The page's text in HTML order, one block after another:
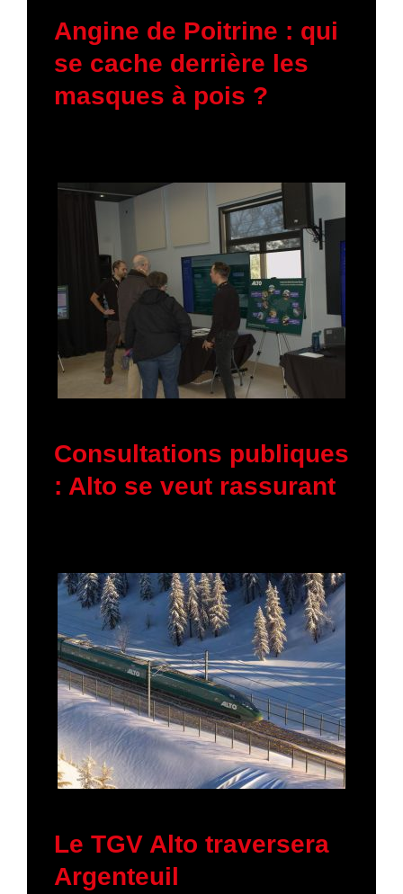
Angine de Poitrine : qui
se cache derrière les
masques à pois ?
Consultations publiques
: Alto se veut rassurant
Le TGV Alto traversera
Argenteuil